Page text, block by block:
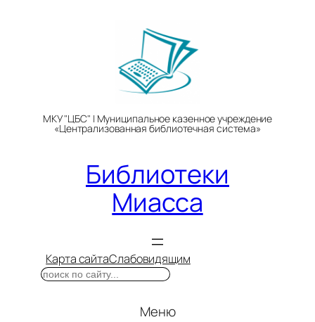
МКУ "ЦБС" | Муниципальное казенное учреждение
«Централизованная библиотечная система»
Библиотеки
Миасса
Карта сайтаСлабовидящим
Поиск
Меню